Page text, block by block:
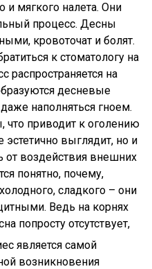
и мягкого налета. Они
процесс. Десны
кровоточат и болят.
к стоматологу на
распространяется на
десневые
наполняться гноем.
что приводит к оголению
эстетично выглядит, но и
от воздействия внешних
понятно, почему,
сладкого – они
Ведь на корнях
попросту отсутствует,
является самой
возникновения